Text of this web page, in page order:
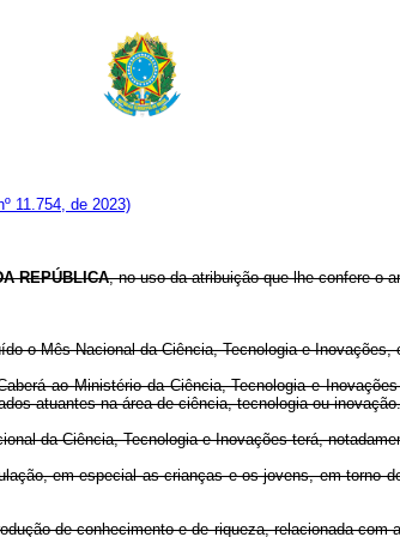
11.754, de 2023)
REPÚBLICA, no uso da atribuição que lhe confere o
o Mês Nacional da Ciência, Tecnologia e Inovações,
ao Ministério da Ciência, Tecnologia e
atuantes na área de ciência, tecnologia ou inovação.
da Ciência, Tecnologia e Inovações terá,
em especial as crianças e os jovens, em torno
de conhecimento e de riqueza, relacionada